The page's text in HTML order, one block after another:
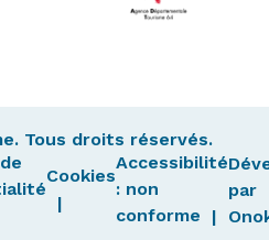
Tous droits réservés.
Cookies
Accessibilité
: non
conforme
par